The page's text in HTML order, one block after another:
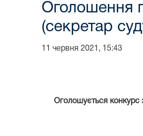
Оголошення
(секретар
11 червня 2021, 15:43
Оголошується конкурс з